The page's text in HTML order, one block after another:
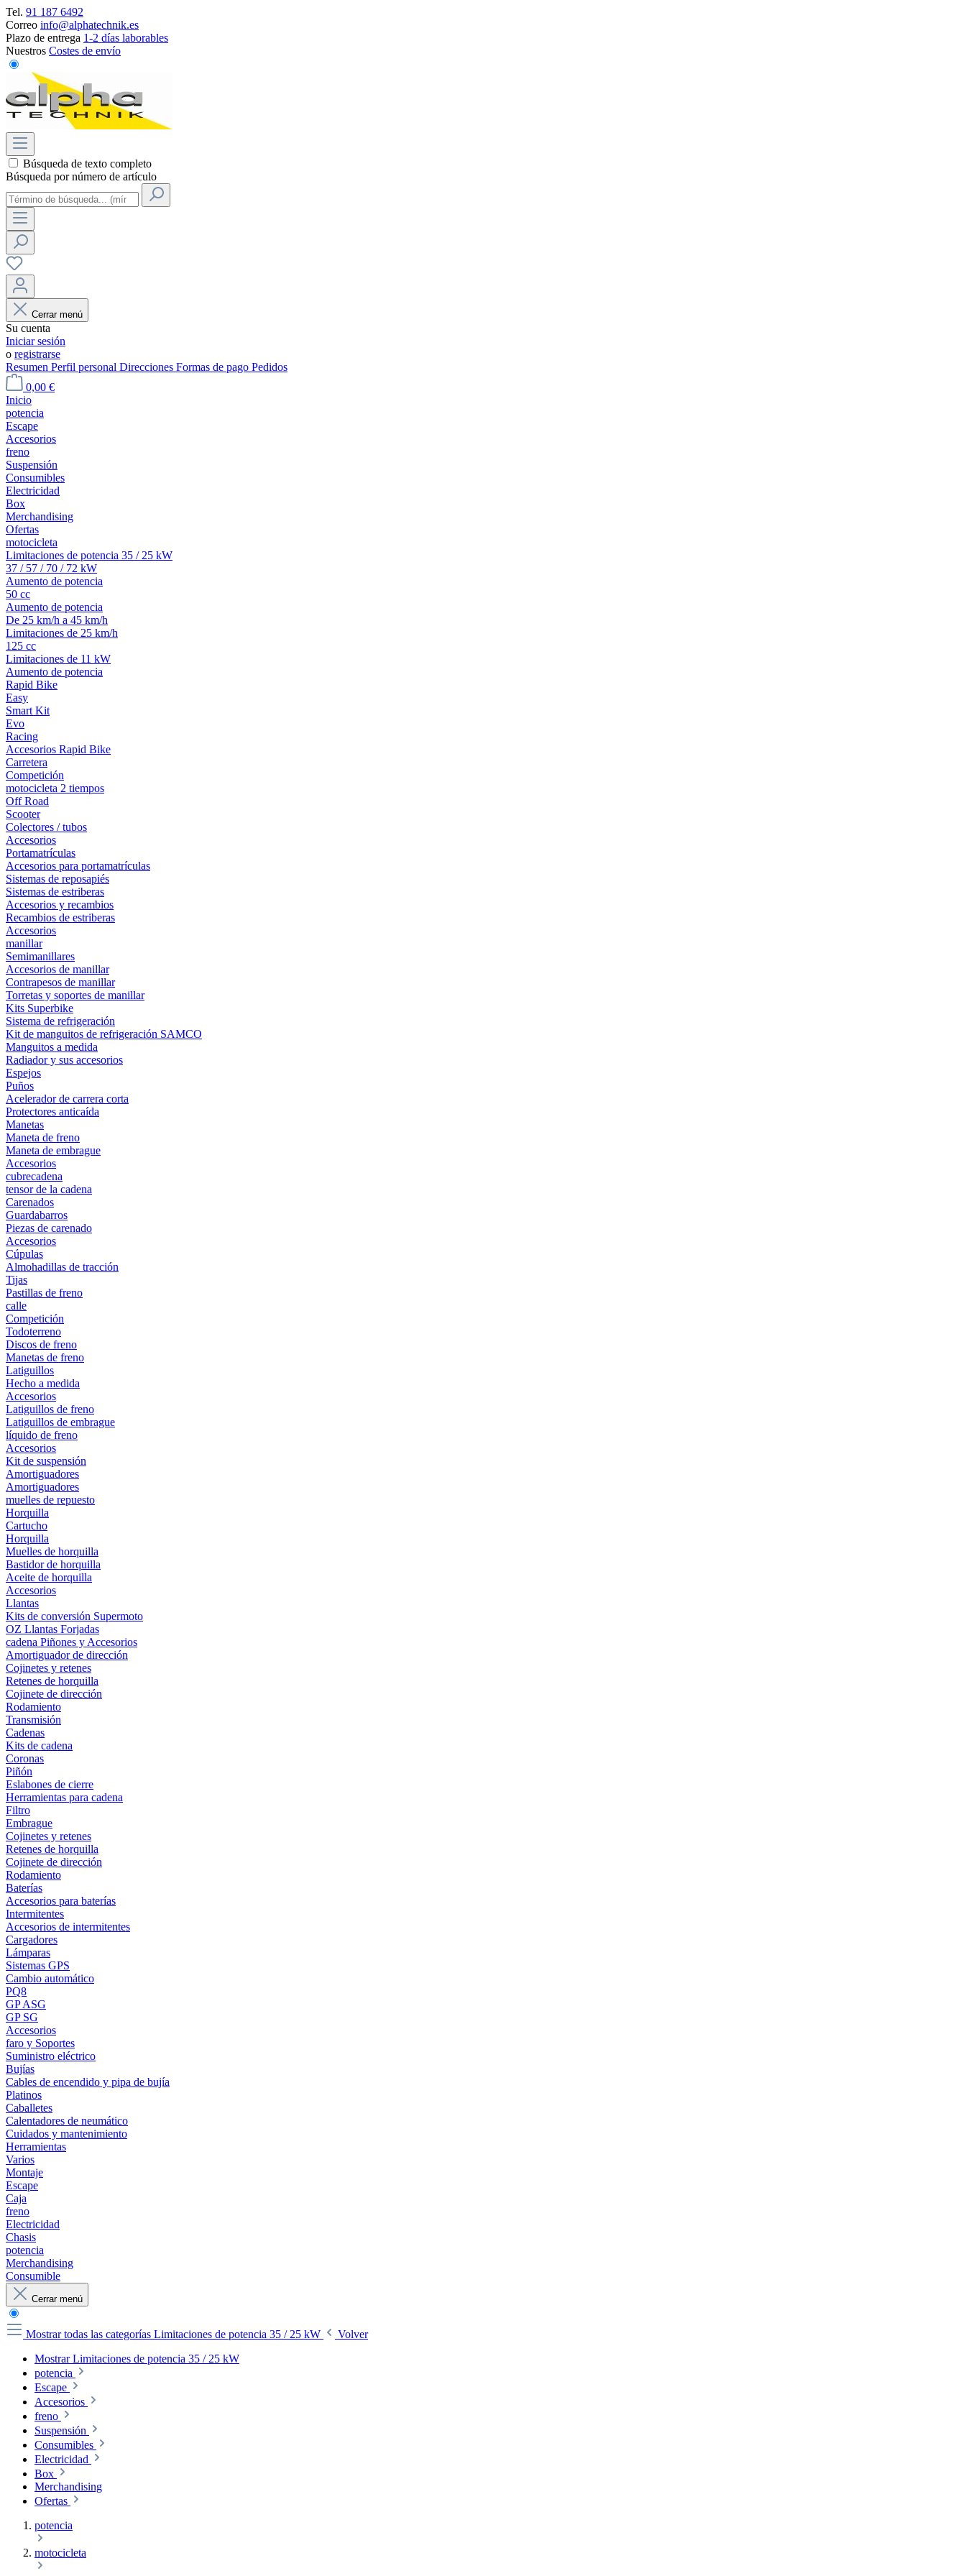
Tel. 91 187 6492
Correo info@alphatechnik.es
Plazo de entrega 1-2 días laborables
Nuestros Costes de envío
Búsqueda de texto completo
Búsqueda por número de artículo
Cerrar menú
Su cuenta
Iniciar sesión
o registrarse
Resumen Perfil personal Direcciones Formas de pago Pedidos
0,00 €
Inicio
potencia
Escape
Accesorios
freno
Suspensión
Consumibles
Electricidad
Box
Merchandising
Ofertas
motocicleta
Limitaciones de potencia 35 / 25 kW
37 / 57 / 70 / 72 kW
Aumento de potencia
50 cc
Aumento de potencia
De 25 km/h a 45 km/h
Limitaciones de 25 km/h
125 cc
Limitaciones de 11 kW
Aumento de potencia
Rapid Bike
Easy
Smart Kit
Evo
Racing
Accesorios Rapid Bike
Carretera
Competición
motocicleta 2 tiempos
Off Road
Scooter
Colectores / tubos
Accesorios
Portamatrículas
Accesorios para portamatrículas
Sistemas de reposapiés
Sistemas de estriberas
Accesorios y recambios
Recambios de estriberas
Accesorios
manillar
Semimanillares
Accesorios de manillar
Contrapesos de manillar
Torretas y soportes de manillar
Kits Superbike
Sistema de refrigeración
Kit de manguitos de refrigeración SAMCO
Manguitos a medida
Radiador y sus accesorios
Espejos
Puños
Acelerador de carrera corta
Protectores anticaída
Manetas
Maneta de freno
Maneta de embrague
Accesorios
cubrecadena
tensor de la cadena
Carenados
Guardabarros
Piezas de carenado
Accesorios
Cúpulas
Almohadillas de tracción
Tijas
Pastillas de freno
calle
Competición
Todoterreno
Discos de freno
Manetas de freno
Latiguillos
Hecho a medida
Accesorios
Latiguillos de freno
Latiguillos de embrague
líquido de freno
Accesorios
Kit de suspensión
Amortiguadores
Amortiguadores
muelles de repuesto
Horquilla
Cartucho
Horquilla
Muelles de horquilla
Bastidor de horquilla
Aceite de horquilla
Accesorios
Llantas
Kits de conversión Supermoto
OZ Llantas Forjadas
cadena Piñones y Accesorios
Amortiguador de dirección
Cojinetes y retenes
Retenes de horquilla
Cojinete de dirección
Rodamiento
Transmisión
Cadenas
Kits de cadena
Coronas
Piñón
Eslabones de cierre
Herramientas para cadena
Filtro
Embrague
Cojinetes y retenes
Retenes de horquilla
Cojinete de dirección
Rodamiento
Baterías
Accesorios para baterías
Intermitentes
Accesorios de intermitentes
Cargadores
Lámparas
Sistemas GPS
Cambio automático
PQ8
GP ASG
GP SG
Accesorios
faro y Soportes
Suministro eléctrico
Bujías
Cables de encendido y pipa de bujía
Platinos
Caballetes
Calentadores de neumático
Cuidados y mantenimiento
Herramientas
Varios
Montaje
Escape
Caja
freno
Electricidad
Chasis
potencia
Merchandising
Consumible
Cerrar menú
Mostrar todas las categorías Limitaciones de potencia 35 / 25 kW
Volver
Mostrar Limitaciones de potencia 35 / 25 kW
potencia
Escape
Accesorios
freno
Suspensión
Consumibles
Electricidad
Box
Merchandising
Ofertas
potencia
motocicleta